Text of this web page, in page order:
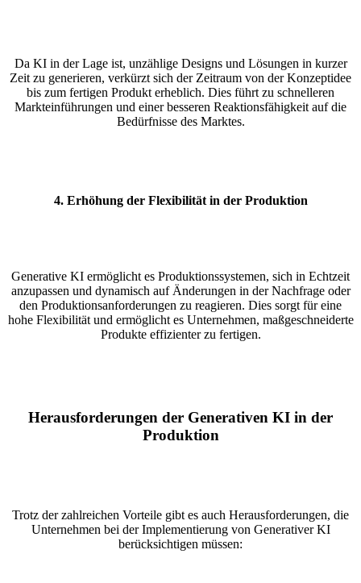
Da KI in der Lage ist, unzählige Designs und Lösungen in kurzer
Zeit zu generieren, verkürzt sich der Zeitraum von der Konzeptidee
bis zum fertigen Produkt erheblich. Dies führt zu schnelleren
Markteinführungen und einer besseren Reaktionsfähigkeit auf die
Bedürfnisse des Marktes.
4. Erhöhung der Flexibilität in der Produktion
Generative KI ermöglicht es Produktionssystemen, sich in Echtzeit
anzupassen und dynamisch auf Änderungen in der Nachfrage oder
den Produktionsanforderungen zu reagieren. Dies sorgt für eine
hohe Flexibilität und ermöglicht es Unternehmen, maßgeschneiderte
Produkte effizienter zu fertigen.
Herausforderungen der Generativen KI in der
Produktion
Trotz der zahlreichen Vorteile gibt es auch Herausforderungen, die
Unternehmen bei der Implementierung von Generativer KI
berücksichtigen müssen: